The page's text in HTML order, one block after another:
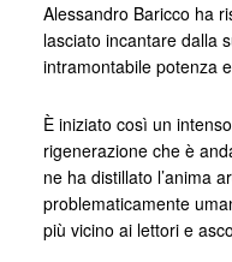
Alessandro Baricco ha
lasciato incantare dalla
intramontabile potenza
È iniziato così un
rigenerazione che è
ne ha distillato l’anima
problematicamente
più vicino ai lettori e